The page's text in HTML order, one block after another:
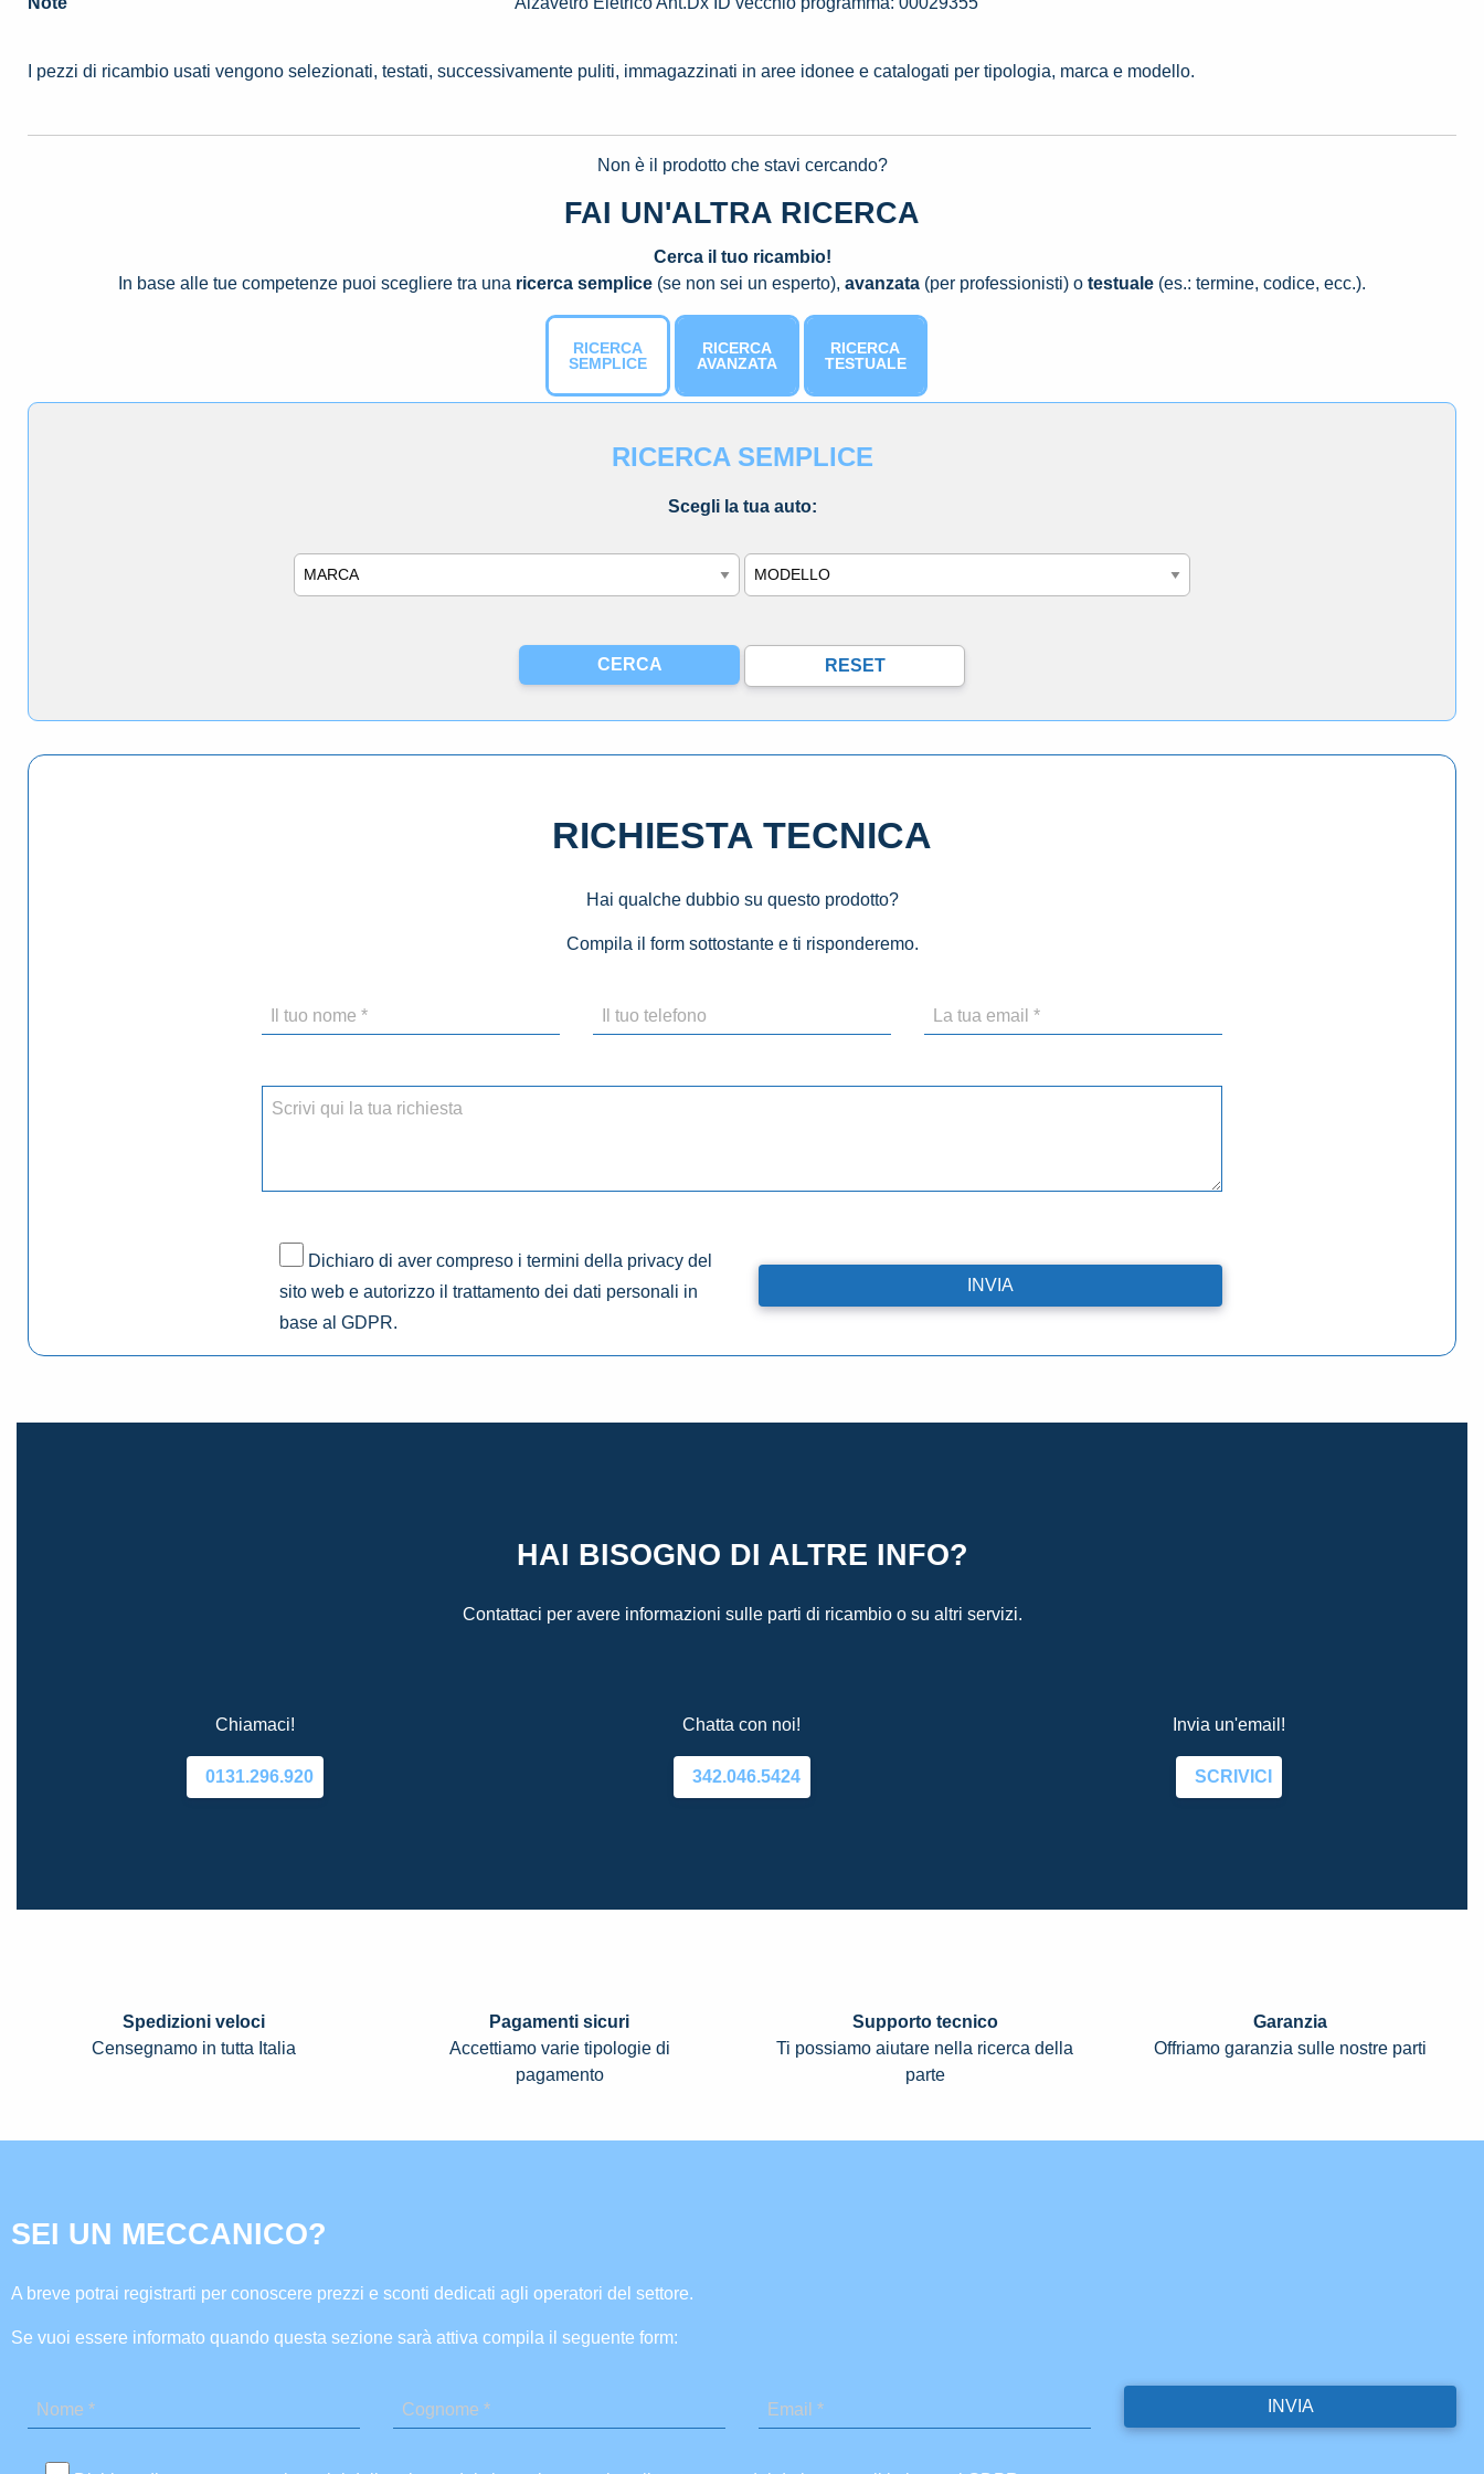
I pezzi di ricambio usati vengono selezionati, testati, successivamente puliti, immagazzinati in aree idonee e catalogati per tipologia, marca e modello.
Non è il prodotto che stavi cercando?
FAI UN'ALTRA RICERCA
Cerca il tuo ricambio!
In base alle tue competenze puoi scegliere tra una ricerca semplice (se non sei un esperto), avanzata (per professionisti) o testuale (es.: termine, codice, ecc.).
RICERCA
SEMPLICE
RICERCA
AVANZATA
RICERCA
TESTUALE
RICERCA SEMPLICE
Scegli la tua auto:
Marca Modello
RICHIESTA TECNICA
Hai qualche dubbio su questo prodotto?
Compila il form sottostante e ti risponderemo.
Dichiaro di aver compreso i termini della privacy del
sito web e autorizzo il trattamento dei dati personali in
base al GDPR.
HAI BISOGNO DI ALTRE INFO?
Contattaci per avere informazioni sulle parti di ricambio o su altri servizi.
Chiamaci!
0131.296.920
Chatta con noi!
342.046.5424
Invia un'email!
SCRIVICI
Spedizioni veloci
Censegnamo in tutta Italia
Pagamenti sicuri
Accettiamo varie tipologie di
pagamento
Supporto tecnico
Ti possiamo aiutare nella ricerca della
parte
Garanzia
Offriamo garanzia sulle nostre parti
SEI UN MECCANICO?
A breve potrai registrarti per conoscere prezzi e sconti dedicati agli operatori del settore.
Se vuoi essere informato quando questa sezione sarà attiva compila il seguente form: